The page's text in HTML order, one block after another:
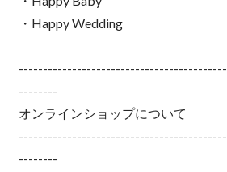
・Happy Wedding
--------
オンラインショップについて
--------